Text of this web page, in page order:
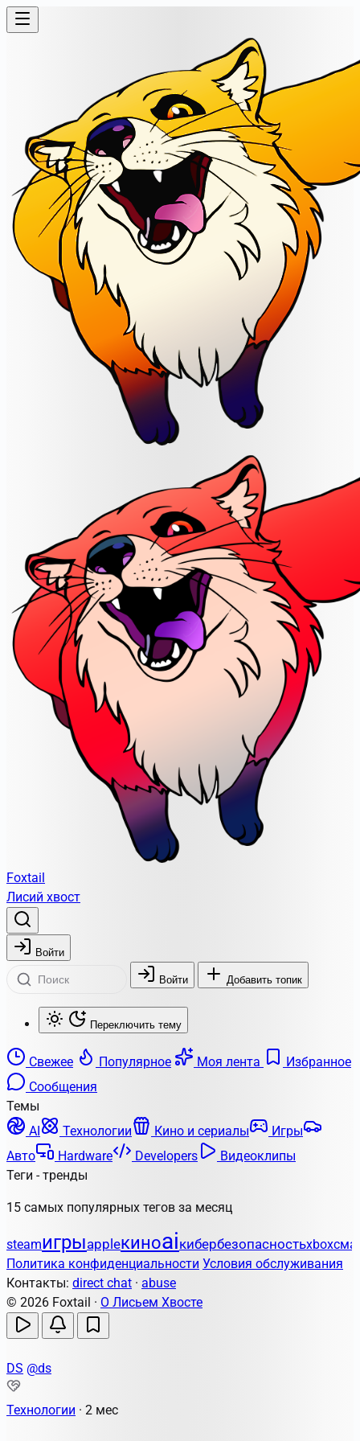
Foxtail
Лисий хвост
Войти
Войти Добавить топик
Переключить тему
Свежее Популярное Моя лента
Избранное
Сообщения
Темы
AI
Технологии Кино и сериалы
Игры
Авто
Hardware Developers
Видеоклипы
Теги - тренды
15 самых популярных тегов за месяц
steamигрыappleкиноaiкибербезопасностьxbox
Политика конфиденциальности Условия обслуживания
Контакты: direct chat · abuse
© 2026 Foxtail · О Лисьем Хвосте
DS @ds
Технологии · 2 мес